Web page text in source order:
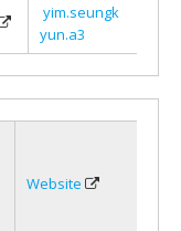
yim.seungk
yun.a3
Website